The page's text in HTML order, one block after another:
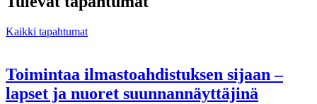
Kaikki tapahtumat
Toimintaa ilmastoahdistuksen sijaan –
lapset ja nuoret suunnannäyttäjinä